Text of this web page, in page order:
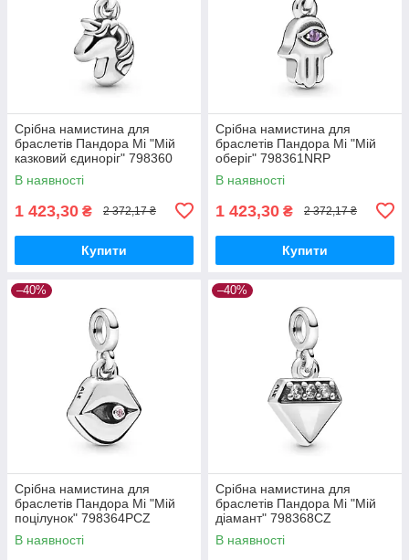
Срібна намистина для
браслетів Пандора Мі "Мій
казковий єдиноріг" 798360
MasterSem
В наявності
1 423,30 ₴ 2 372,17 ₴
Купити
Срібна намистина для
браслетів Пандора Мі "Мій
оберіг" 798361NRP
MasterSem
В наявності
1 423,30 ₴ 2 372,17 ₴
Купити
–40%
Срібна намистина для
браслетів Пандора Мі "Мій
поцілунок" 798364PCZ
MasterSem
В наявності
–40%
Срібна намистина для
браслетів Пандора Мі "Мій
діамант" 798368CZ
MasterSem
В наявності